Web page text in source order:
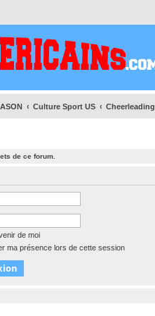
Culture Sport US Cheerleading
de ce forum.
de moi
ma présence lors de cette session